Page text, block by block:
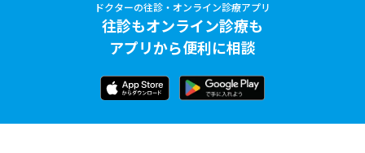
ドクターの往診・オンライン診療アプリ
往診もオンライン診療も
アプリから便利に相談